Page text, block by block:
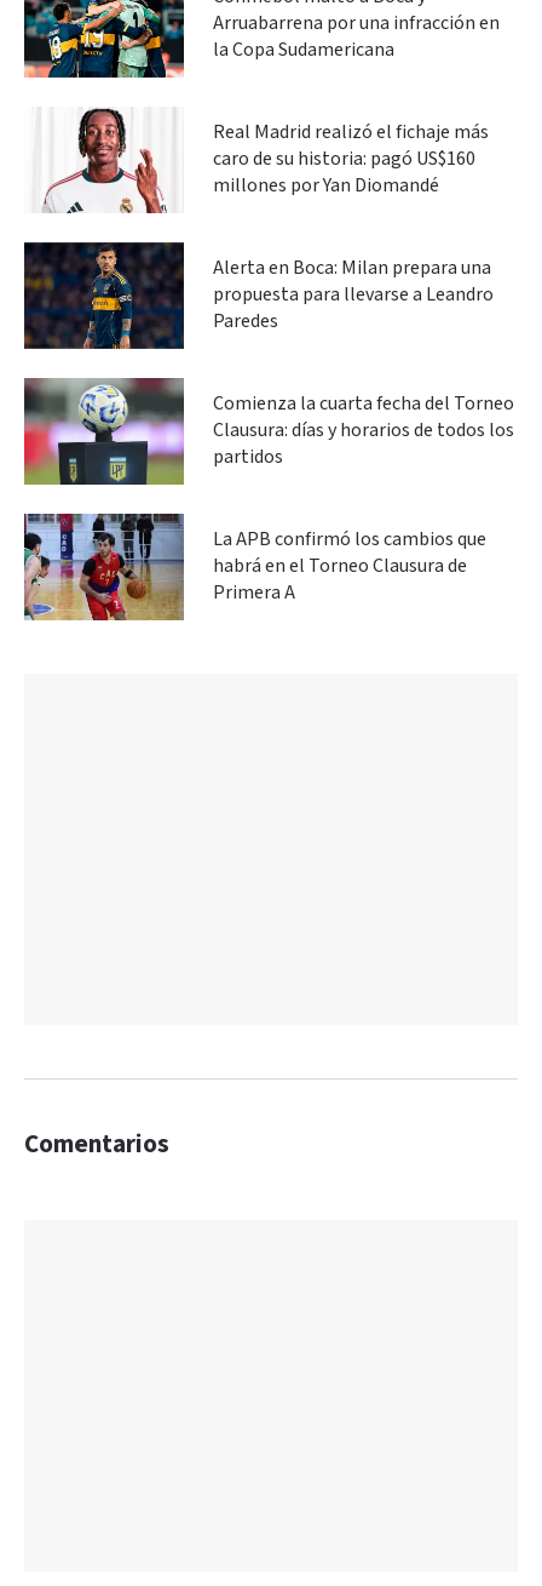
Arruabarrena por una infracción en
la Copa Sudamericana
Real Madrid realizó el fichaje más
caro de su historia: pagó US$160
millones por Yan Diomandé
Alerta en Boca: Milan prepara una
propuesta para llevarse a Leandro
Paredes
Comienza la cuarta fecha del Torneo
Clausura: días y horarios de todos los
partidos
La APB confirmó los cambios que
habrá en el Torneo Clausura de
Primera A
Comentarios